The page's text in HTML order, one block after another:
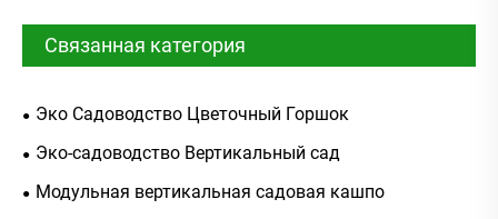
Связанная категория
Эко Садоводство Цветочный Горшок
Эко-садоводство Вертикальный сад
Модульная вертикальная садовая кашпо